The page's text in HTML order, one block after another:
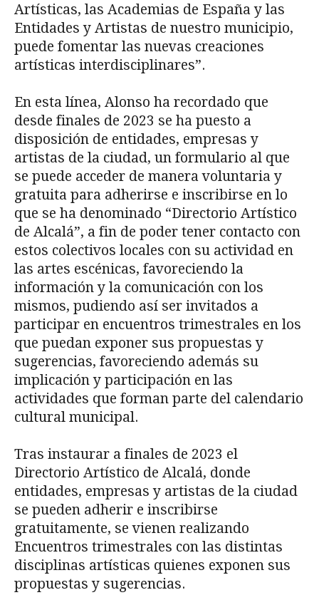
Artísticas, las Academias de España y las
Entidades y Artistas de nuestro municipio,
puede fomentar las nuevas creaciones
artísticas interdisciplinares”.
En esta línea, Alonso ha recordado que
desde finales de 2023 se ha puesto a
disposición de entidades, empresas y
artistas de la ciudad, un formulario al que
se puede acceder de manera voluntaria y
gratuita para adherirse e inscribirse en lo
que se ha denominado “Directorio Artístico
de Alcalá”, a fin de poder tener contacto con
estos colectivos locales con su actividad en
las artes escénicas, favoreciendo la
información y la comunicación con los
mismos, pudiendo así ser invitados a
participar en encuentros trimestrales en los
que puedan exponer sus propuestas y
sugerencias, favoreciendo además su
implicación y participación en las
actividades que forman parte del calendario
cultural municipal.
Tras instaurar a finales de 2023 el
Directorio Artístico de Alcalá, donde
entidades, empresas y artistas de la ciudad
se pueden adherir e inscribirse
gratuitamente, se vienen realizando
Encuentros trimestrales con las distintas
disciplinas artísticas quienes exponen sus
propuestas y sugerencias.